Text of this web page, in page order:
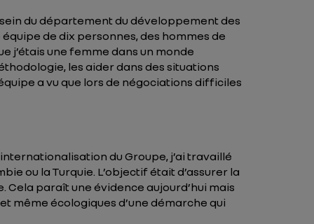
du département du développement des
équipe de dix personnes, des hommes de
j’étais une femme dans un monde
les aider dans des situations
a vu que lors de négociations difficiles
du Groupe, j’ai travaillé
ou la Turquie. L’objectif était d’assurer la
Cela paraît une évidence aujourd’hui mais
même écologiques d’une démarche qui